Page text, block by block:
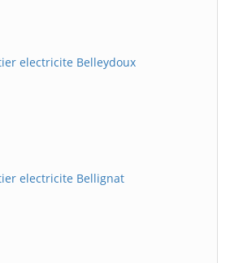
electricite Belleydoux
electricite Bellignat